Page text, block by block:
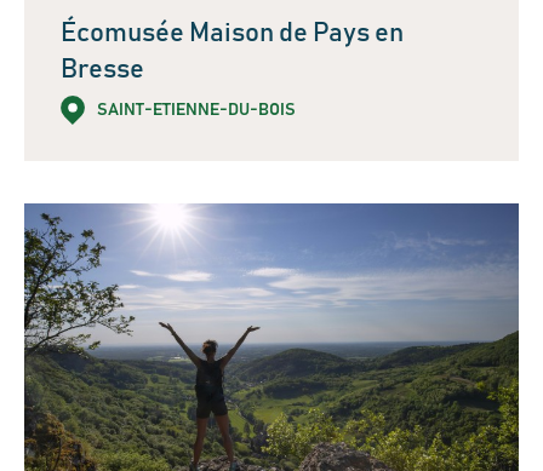
Écomusée Maison de Pays en
Bresse
SAINT-ETIENNE-DU-BOIS